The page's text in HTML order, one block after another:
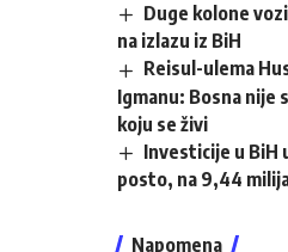
Duge kolone
na izlazu iz BiH
Reisul-ulema
Igmanu: Bosna nije
koju se živi
Investicije u BiH
posto, na 9,44
Napomena